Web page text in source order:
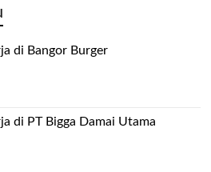
di Bangor Burger
di PT Bigga Damai Utama